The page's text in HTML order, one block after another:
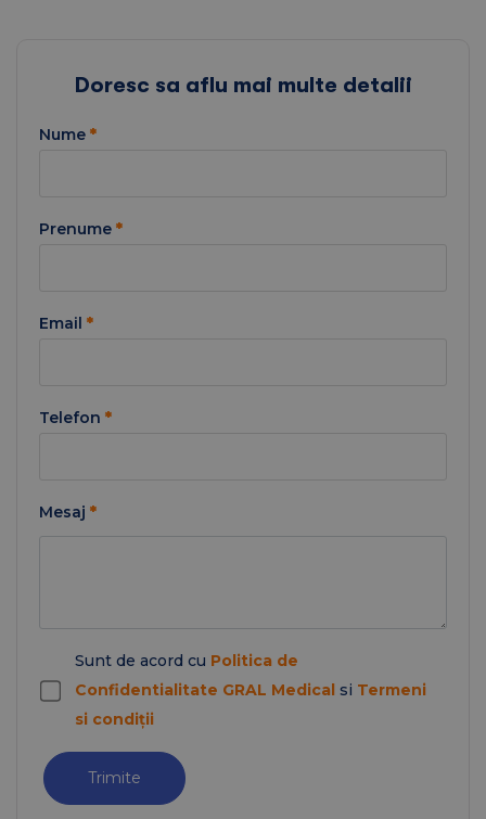
Doresc sa aflu mai multe detalii
Nume *
Prenume *
Email *
Telefon *
Mesaj *
Sunt de acord cu Politica de
Confidentialitate GRAL Medical si Termeni
si condiții
Trimite